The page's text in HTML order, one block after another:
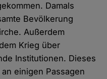
Damals
Bevölkerung
Außerdem
Krieg über
Institutionen. Dieses
einigen Passagen